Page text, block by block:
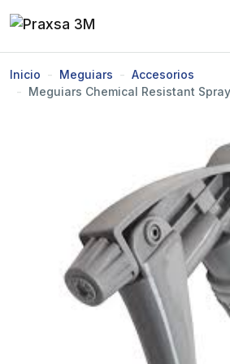
Inicio Meguiars
Accesorios
Meguiars Chemical Resistant